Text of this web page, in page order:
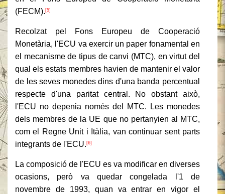
(FECM). [5]
Recolzat pel Fons Europeu de Cooperació
Monetària, l'ECU va exercir un paper fonamental en
el mecanisme de tipus de canvi (MTC), en virtut del
qual els estats membres havien de mantenir el valor
de les seves monedes dins d'una banda percentual
respecte d'una paritat central. No obstant això,
l'ECU no depenia només del MTC. Les monedes
dels membres de la UE que no pertanyien al MTC,
com el Regne Unit i Itàlia, van continuar sent parts
integrants de l'ECU. [6]
La composició de l'ECU es va modificar en diverses
ocasions, però va quedar congelada l'1 de
novembre de 1993, quan va entrar en vigor el